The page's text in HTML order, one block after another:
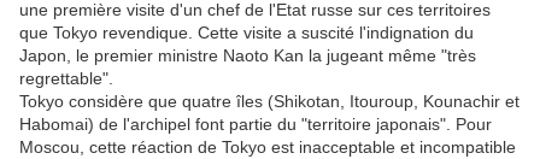
une première visite d'un chef de l'Etat russe sur ces territoires
que Tokyo revendique. Cette visite a suscité l'indignation du
Japon, le premier ministre Naoto Kan la jugeant même "très
regrettable".
Tokyo considère que quatre îles (Shikotan, Itouroup, Kounachir et
Habomai) de l'archipel font partie du "territoire japonais". Pour
Moscou, cette réaction de Tokyo est inacceptable et incompatible